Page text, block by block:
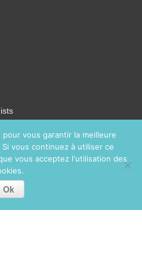
vous garantir la meilleure
vous continuez à utiliser ce
vous acceptez l'utilisation des
Ok